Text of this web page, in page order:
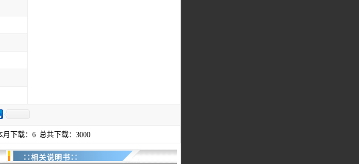
下载：6 总共下载：3000
∷相关说明书∷